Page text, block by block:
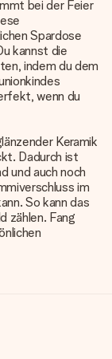
bei der Feier
Spardose
kannst die
indem du dem
wenn du
Keramik
Dadurch ist
und auch noch
im
So kann das
zählen. Fang